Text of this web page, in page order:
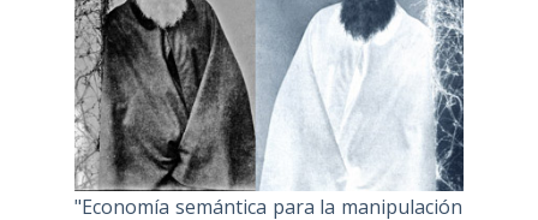
"Economía semántica para la manipulación